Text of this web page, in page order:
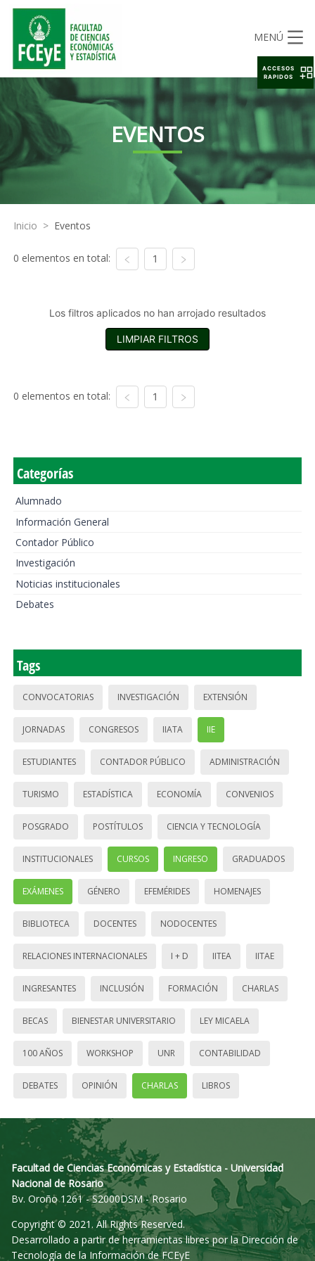
MENÚ
EVENTOS
Inicio > Eventos
0 elementos en total: 1
Los filtros aplicados no han arrojado resultados
LIMPIAR FILTROS
0 elementos en total: 1
Categorías
Alumnado
Información General
Contador Público
Investigación
Noticias institucionales
Debates
Tags
CONVOCATORIAS INVESTIGACIÓN EXTENSIÓN
JORNADAS CONGRESOS IIATA IIE
ESTUDIANTES CONTADOR PÚBLICO ADMINISTRACIÓN
TURISMO ESTADÍSTICA ECONOMÍA CONVENIOS
POSGRADO POSTÍTULOS CIENCIA Y TECNOLOGÍA
INSTITUCIONALES CURSOS INGRESO GRADUADOS
EXÁMENES GÉNERO EFEMÉRIDES HOMENAJES
BIBLIOTECA DOCENTES NODOCENTES
RELACIONES INTERNACIONALES I + D IITEA IITAE
INGRESANTES INCLUSIÓN FORMACIÓN CHARLAS
BECAS BIENESTAR UNIVERSITARIO LEY MICAELA
100 AÑOS WORKSHOP UNR CONTABILIDAD
DEBATES OPINIÓN CHARLAS LIBROS
Facultad de Ciencias Económicas y Estadística - Universidad
Nacional de Rosario
Bv. Oroño 1261 - S2000DSM - Rosario
Copyright © 2021. All Rights Reserved.
Desarrollado a partir de herramientas libres por la Dirección de
Tecnología de la Información de FCEyE
ACCESOS
RAPIDOS